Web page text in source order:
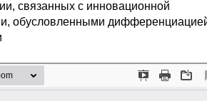
связанных с инновационной
обусловленными